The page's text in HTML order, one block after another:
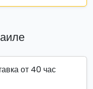
от 40 час